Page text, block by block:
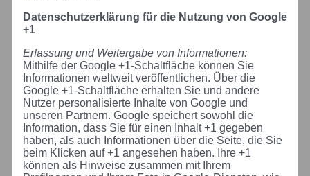
Datenschutzerklärung für die Nutzung von Google
+1
Erfassung und Weitergabe von Informationen:
Mithilfe der Google +1-Schaltfläche können Sie
Informationen weltweit veröffentlichen. Über die
Google +1-Schaltfläche erhalten Sie und andere
Nutzer personalisierte Inhalte von Google und
unseren Partnern. Google speichert sowohl die
Information, dass Sie für einen Inhalt +1 gegeben
haben, als auch Informationen über die Seite, die Sie
beim Klicken auf +1 angesehen haben. Ihre +1
können als Hinweise zusammen mit Ihrem